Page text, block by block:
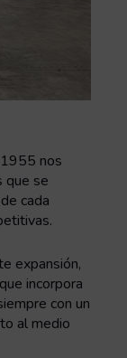
nos
que se
cada
expansión,
incorpora
con un
al medio